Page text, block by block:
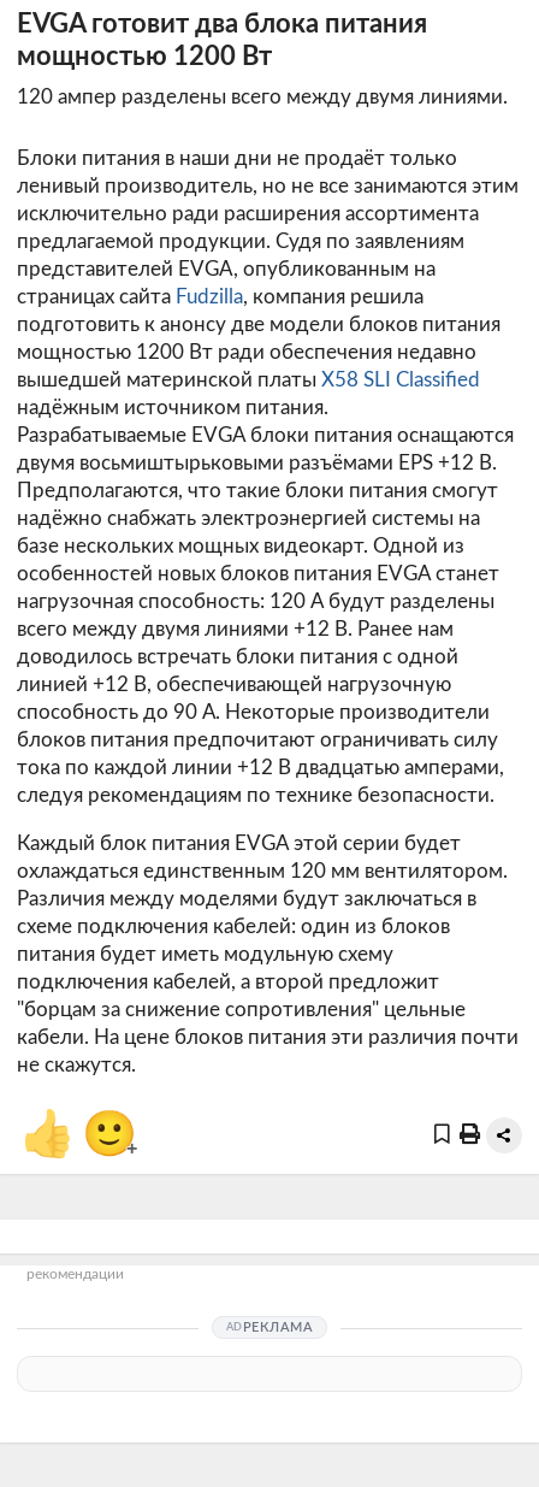
EVGA готовит два блока питания
мощностью 1200 Вт
120 ампер разделены всего между двумя линиями.
Блоки питания в наши дни не продаёт только
ленивый производитель, но не все занимаются этим
исключительно ради расширения ассортимента
предлагаемой продукции. Судя по заявлениям
представителей EVGA, опубликованным на
страницах сайта Fudzilla, компания решила
подготовить к анонсу две модели блоков питания
мощностью 1200 Вт ради обеспечения недавно
вышедшей материнской платы X58 SLI Classified
надёжным источником питания.
Разрабатываемые EVGA блоки питания оснащаются
двумя восьмиштырьковыми разъёмами EPS +12 В.
Предполагаются, что такие блоки питания смогут
надёжно снабжать электроэнергией системы на
базе нескольких мощных видеокарт. Одной из
особенностей новых блоков питания EVGA станет
нагрузочная способность: 120 А будут разделены
всего между двумя линиями +12 В. Ранее нам
доводилось встречать блоки питания с одной
линией +12 В, обеспечивающей нагрузочную
способность до 90 А. Некоторые производители
блоков питания предпочитают ограничивать силу
тока по каждой линии +12 В двадцатью амперами,
следуя рекомендациям по технике безопасности.
Каждый блок питания EVGA этой серии будет
охлаждаться единственным 120 мм вентилятором.
Различия между моделями будут заключаться в
схеме подключения кабелей: один из блоков
питания будет иметь модульную схему
подключения кабелей, а второй предложит
"борцам за снижение сопротивления" цельные
кабели. На цене блоков питания эти различия почти
не скажутся.
👍 🙂+
рекомендации
РЕКЛАМА